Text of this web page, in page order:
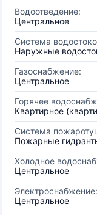
Водоотведение:
Центральное
Система
Наружные
Газоснабжение:
Центральное
Горячее
Квартирное
Система
Пожарные
Холодное
Центральное
Электроснабжение:
Центральное